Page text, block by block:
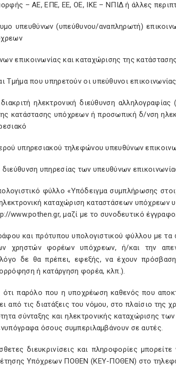
– ΑΕ, ΕΠΕ, ΕΕ, ΟΕ, ΙΚΕ – ΝΠΙΔ ή άλλες
υπευθύνων (υπεύθυνου/αναπληρωτή)
επικοινωνίας και καταχώρισης της
Τμήμα που υπηρετούν οι υπεύθυνοι
ηλεκτρονική διεύθυνση
κατάστασης υπόχρεων ή προσωπική δ/νση
υπηρεσιακού τηλεφώνου υπευθύνων
διεύθυνση υπηρεσίας των υπευθύνων
φύλλο «Υπόδειγμα συμπλήρωσης
καταχώριση καταστάσεων
www.pothen.gr, μαζί με το συνοδευτικό έγγραφο.
και πρότυπου υπολογιστικού φύλλου με τα
χρηστών φορέων υπόχρεων, ή/και την
δε θα πρέπει, εφεξής, να έχουν
ή κατάργηση φορέα, κλπ.).
ότι παρόλο που η υποχρέωση καθενός που
από τις διατάξεις του νόμου, στο πλαίσιο της
σύνταξης και ηλεκτρονικής καταχώρισης
όσους συμπεριλαμβάνουν σε αυτές.
διευκρινίσεις και πληροφορίες
Υπόχρεων ΠΟΘΕΝ (ΚΕΥ-ΠΟΘΕΝ) στο